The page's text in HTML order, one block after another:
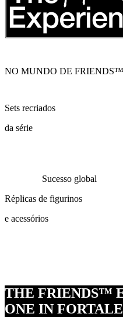
NO MUNDO DE FRIENDS™
Sets recriados
da série
Sucesso global
Réplicas de figurinos
e acessórios
THE FRIENDS™
ONE IN